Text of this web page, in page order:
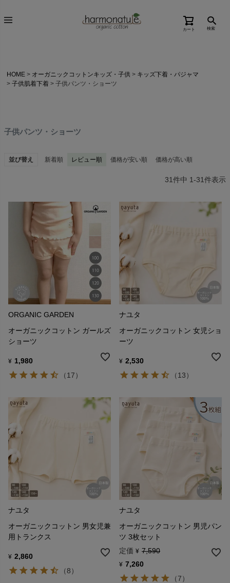
カート 検索
HOME オーガニックコットンキッズ・子供
キッズ下着・パジャマ
子供肌着下着
子供パンツ・ショーツ
子供パンツ・ショーツ
並び替え 新着順 レビュー順 価格が安い順 価格が高い順
31件中 1-31件表示
ORGANIC GARDEN
オーガニックコットン ガールズ
ショーツ
¥ 1,980
（17）
ナユタ
オーガニックコットン 女児ショ
ーツ
¥ 2,530
（13）
ナユタ
オーガニックコットン 男女児兼
用トランクス
¥ 2,860
（8）
ナユタ
オーガニックコットン 男児パン
ツ 3枚セット
定価 ¥ 7,590
¥ 7,260
（7）